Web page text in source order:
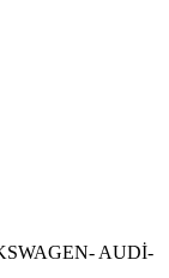
AUDİ-